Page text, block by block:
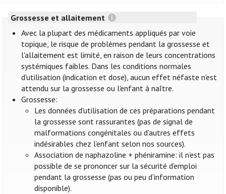
Grossesse et allaitement
Avec la plupart des médicaments appliqués par voie
topique, le risque de problèmes pendant la grossesse et
l'allaitement est limité, en raison de leurs concentrations
systémiques faibles. Dans les conditions normales
d'utilisation (indication et dose), aucun effet néfaste n'est
attendu sur la grossesse ou l'enfant à naître.
Grossesse:
Les données d'utilisation de ces préparations pendant
la grossesse sont rassurantes (pas de signal de
malformations congénitales ou d'autres effets
indésirables chez l’enfant selon nos sources).
Association de naphazoline + phéniramine: il n’est pas
possible de se prononcer sur la sécurité d’emploi
pendant la grossesse (pas ou peu d’information
disponible).